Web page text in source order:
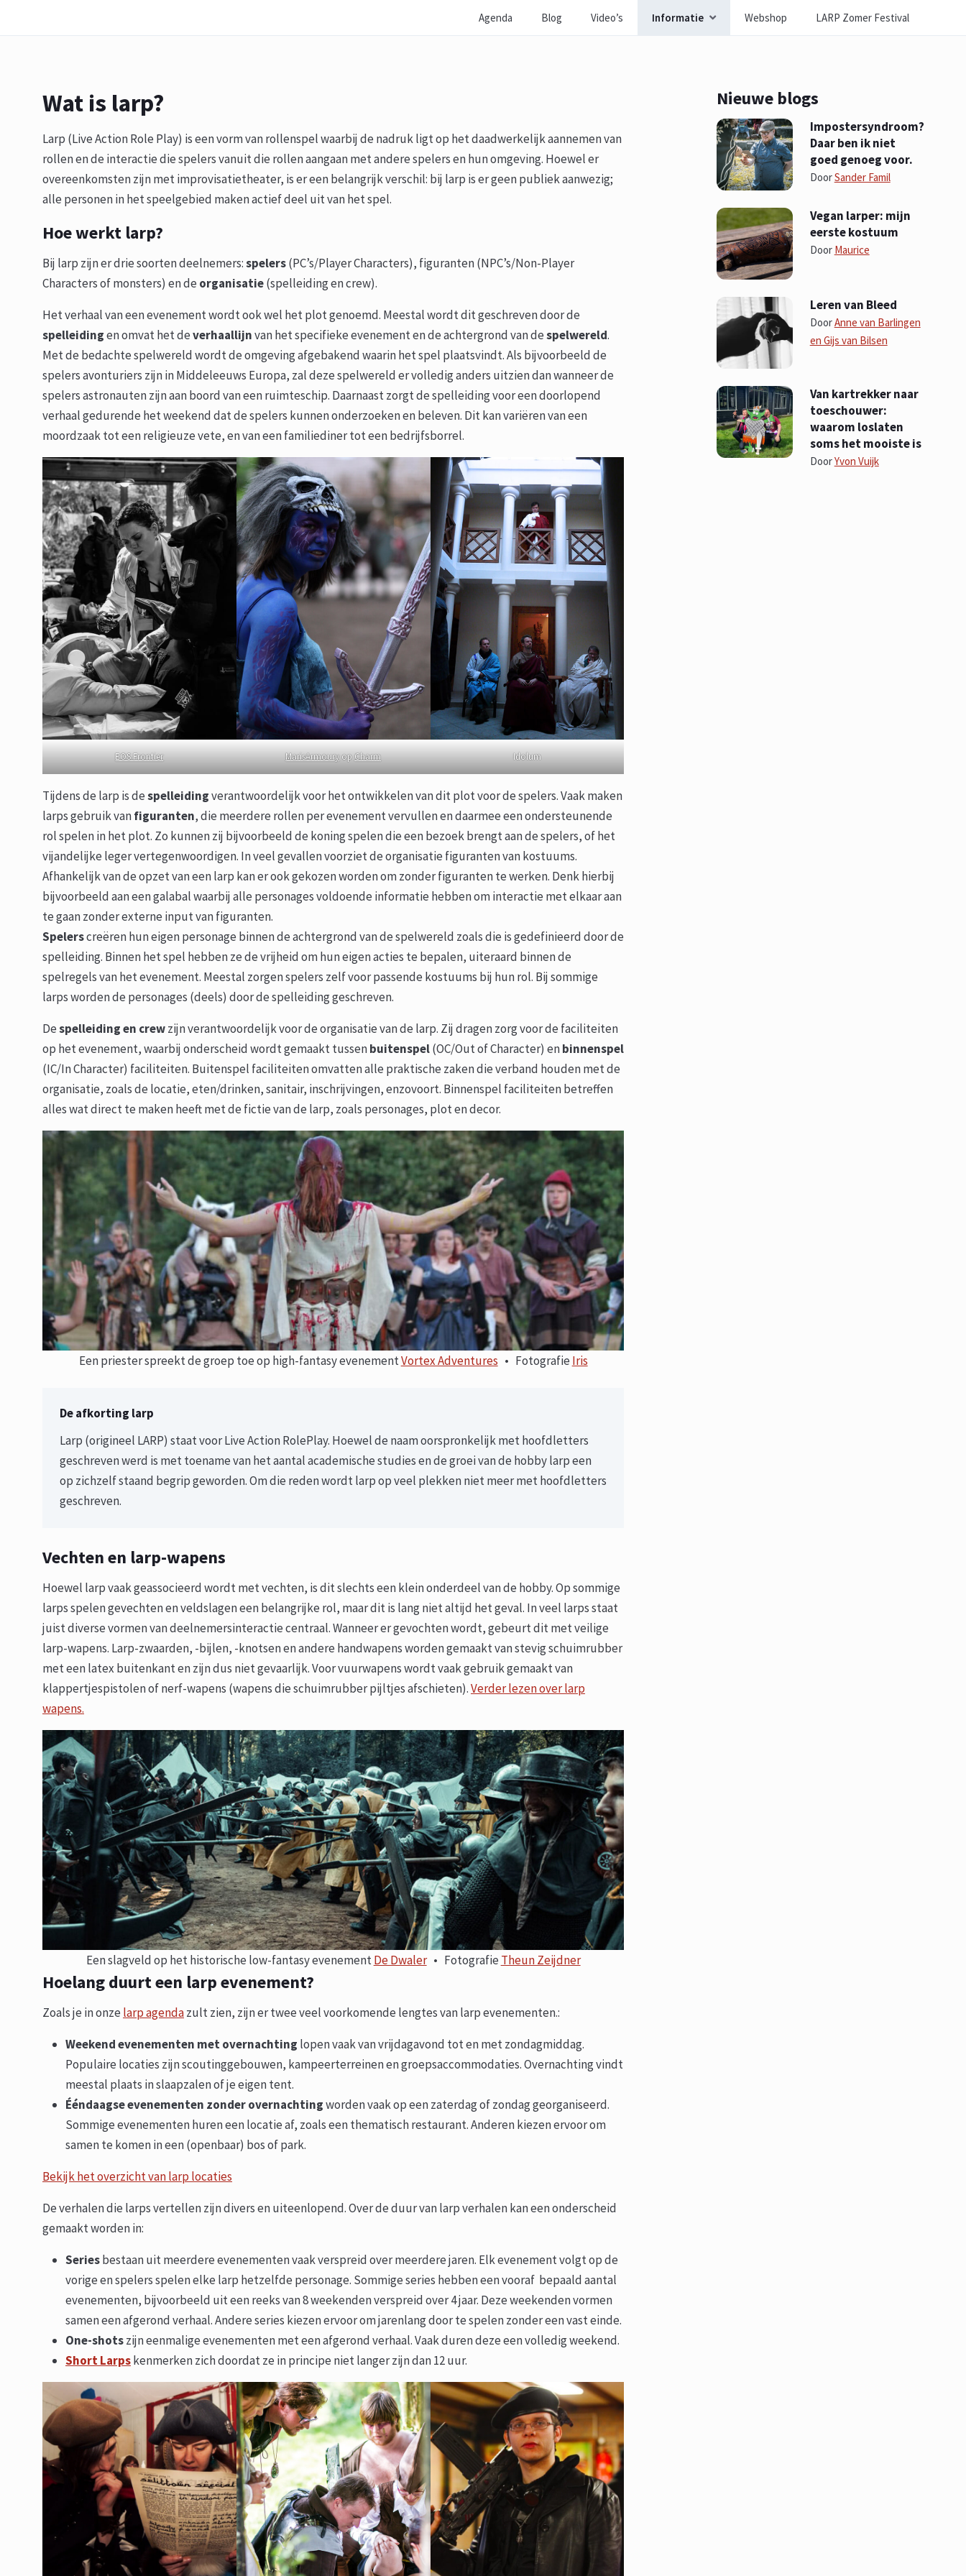
Agenda Blog Video’s Informatie Webshop LARP Zomer Festival
Wat is larp?
Larp (Live Action Role Play) is een vorm van rollenspel waarbij de nadruk ligt op het daadwerkelijk aannemen van
rollen en de interactie die spelers vanuit die rollen aangaan met andere spelers en hun omgeving. Hoewel er
overeenkomsten zijn met improvisatietheater, is er een belangrijk verschil: bij larp is er geen publiek aanwezig;
alle personen in het speelgebied maken actief deel uit van het spel.
Hoe werkt larp?
Bij larp zijn er drie soorten deelnemers:spelers(PC’s/Player Characters), figuranten (NPC’s/Non-Player
Characters of monsters) en de organisatie(spelleiding en crew).
Het verhaal van een evenement wordt ook wel het plot genoemd. Meestal wordt dit geschreven door de
spelleidingen omvat het deverhaallijnvan het specifieke evenement en de achtergrond van despelwereld.
Met de bedachte spelwereld wordt de omgeving afgebakend waarin het spel plaatsvindt. Als bijvoorbeeld de
spelers avonturiers zijn in Middeleeuws Europa, zal deze spelwereld er volledig anders uitzien dan wanneer de
spelers astronauten zijn aan boord van een ruimteschip. Daarnaast zorgt de spelleiding voor een doorlopend
verhaal gedurende het weekend dat de spelers kunnen onderzoeken en beleven. Dit kan variëren van een
moordzaak tot een religieuze vete, en van een familiediner tot een bedrijfsborrel.
EOS Frontier MarisArmouryopCharm Idolum
Tijdens de larp is despelleidingverantwoordelijk voor het ontwikkelen van dit plot voor de spelers. Vaak maken
larps gebruik vanfiguranten, die meerdere rollen per evenement vervullen en daarmee een ondersteunende
rol spelen in het plot. Zo kunnen zij bijvoorbeeld de koning spelen die een bezoek brengt aan de spelers, of het
vijandelijke leger vertegenwoordigen. In veel gevallen voorziet de organisatie figuranten van kostuums.
Afhankelijk van de opzet van een larp kan er ook gekozen worden om zonder figuranten te werken. Denk hierbij
bijvoorbeeld aan een galabal waarbij alle personages voldoende informatie hebben om interactie met elkaar aan
te gaan zonder externe input van figuranten.
Spelerscreëren hun eigen personage binnen de achtergrond van de spelwereld zoals die is gedefinieerd door de
spelleiding. Binnen het spel hebben ze de vrijheid om hun eigen acties te bepalen, uiteraard binnen de
spelregels van het evenement. Meestal zorgen spelers zelf voor passende kostuums bij hun rol. Bij sommige
larps worden de personages (deels) door de spelleiding geschreven.
Despelleiding en crewzijn verantwoordelijk voor de organisatie van de larp. Zij dragen zorg voor de faciliteiten
op het evenement, waarbij onderscheid wordt gemaakt tussenbuitenspel(OC/Out of Character) enbinnenspel
(IC/In Character) faciliteiten. Buitenspel faciliteiten omvatten alle praktische zaken die verband houden met de
organisatie, zoals de locatie, eten/drinken, sanitair, inschrijvingen, enzovoort. Binnenspel faciliteiten betreffen
alles wat direct te maken heeft met de fictie van de larp, zoals personages, plot en decor.
Een priester spreekt de groep toe op high-fantasy evenementVortex Adventures • Fotografie Iris
De afkorting larp
Larp (origineel LARP) staat voor Live Action RolePlay. Hoewel de naam oorspronkelijk met hoofdletters
geschreven werd is met toename van het aantal academische studies en de groei van de hobby larp een
op zichzelf staand begrip geworden. Om die reden wordt larp op veel plekken niet meer met hoofdletters
geschreven.
Vechten en larp-wapens
Hoewel larp vaak geassocieerd wordt met vechten, is dit slechts een klein onderdeel van de hobby. Op sommige
larps spelen gevechten en veldslagen een belangrijke rol, maar dit is lang niet altijd het geval. In veel larps staat
juist diverse vormen van deelnemersinteractie centraal. Wanneer er gevochten wordt, gebeurt dit met veilige
larp-wapens. Larp-zwaarden, -bijlen, -knotsen en andere handwapens worden gemaakt van stevig schuimrubber
met een latex buitenkant en zijn dus niet gevaarlijk. Voor vuurwapens wordt vaak gebruik gemaakt van
klappertjespistolen of nerf-wapens (wapens die schuimrubber pijltjes afschieten).Verder lezen over larp
wapens.
Een slagveld op het historische low-fantasy evenementDe Dwaler• Fotografie Theun Zeijdner
Hoelang duurt een larp evenement?
Zoals je in onze larp agendazult zien, zijn er twee veel voorkomende lengtes van larp evenementen.:
Weekend evenementen met overnachting lopen vaak van vrijdagavond tot en met zondagmiddag.
Populaire locaties zijn scoutinggebouwen, kampeerterreinen en groepsaccommodaties. Overnachting vindt
meestal plaats in slaapzalen of je eigen tent.
Ééndaagse evenementen zonder overnachtingworden vaak op een zaterdag of zondag georganiseerd.
Sommige evenementen huren een locatie af, zoals een thematisch restaurant. Anderen kiezen ervoor om
samen te komen in een (openbaar) bos of park.
Bekijk het overzicht van larp locaties
De verhalen die larps vertellen zijn divers en uiteenlopend. Over de duur van larp verhalen kan een onderscheid
gemaakt worden in:
Seriesbestaan uit meerdere evenementen vaak verspreid over meerdere jaren. Elk evenement volgt op de
vorige en spelers spelen elke larp hetzelfde personage. Sommige series hebben een vooraf bepaald aantal
evenementen, bijvoorbeeld uit een reeks van 8 weekenden verspreid over 4 jaar. Deze weekenden vormen
samen een afgerond verhaal. Andere series kiezen ervoor om jarenlang door te spelen zonder een vast einde.
One-shotszijn eenmalige evenementen met een afgerond verhaal. Vaak duren deze een volledig weekend.
Short Larpskenmerken zich doordat ze in principe niet langer zijn dan 12 uur.
Nieuwe blogs
Impostersyndroom?
Daar ben ik niet
goed genoeg voor.
DoorSander Famil
Vegan larper: mijn
eerste kostuum
Door Maurice
Leren van Bleed
DoorAnne van Barlingen
en Gijs van Bilsen
Van kartrekker naar
toeschouwer:
waarom loslaten
soms het mooiste is
DoorYvon Vuijk